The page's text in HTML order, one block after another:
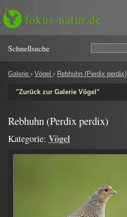
fokus-natur.de
Schnell­suche
Galerie › Vögel › Rebhuhn (Perdix perdix)
"Zurück zur Galerie Vögel"
Rebhuhn (Perdix perdix)
Kategorie: Vögel